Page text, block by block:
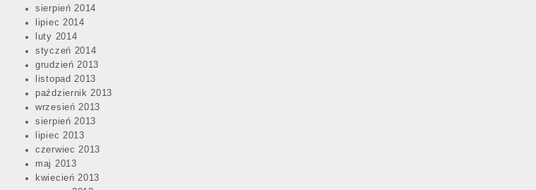
sierpień 2014
lipiec 2014
luty 2014
styczeń 2014
grudzień 2013
listopad 2013
październik 2013
wrzesień 2013
sierpień 2013
lipiec 2013
czerwiec 2013
maj 2013
kwiecień 2013